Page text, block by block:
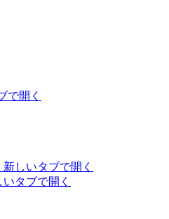
で開く
新しいタブで開く
いタブで開く